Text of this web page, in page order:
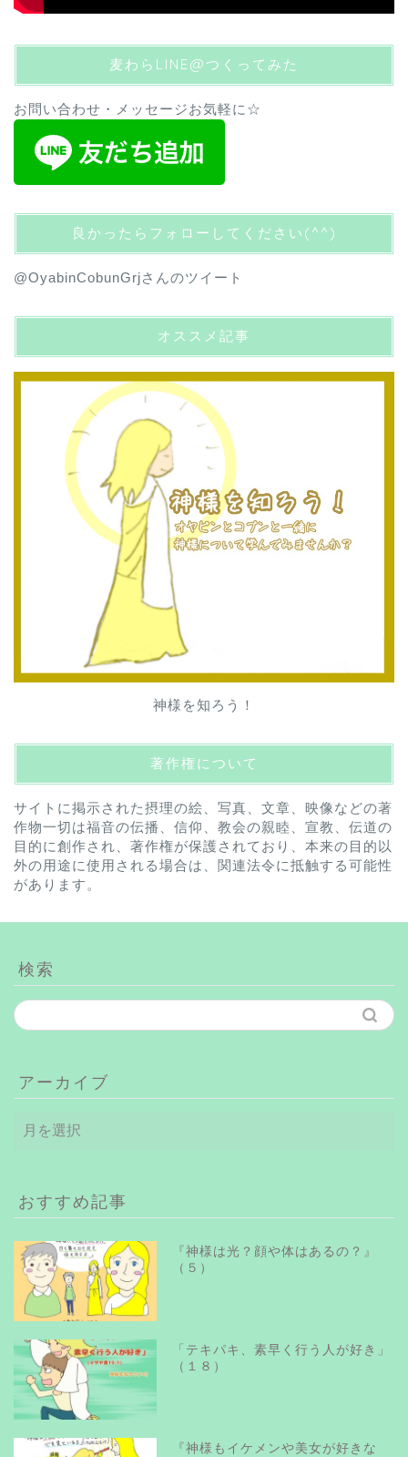
麦わらLINE@つくってみた
お問い合わせ・メッセージお気軽に☆
良かったらフォローしてください(^^)
@OyabinCobunGrjさんのツイート
オススメ記事
神様を知ろう！
著作権について
サイトに掲示された摂理の絵、写真、文章、映像などの著
作物一切は福音の伝播、信仰、教会の親睦、宣教、伝道の
目的に創作され、著作権が保護されており、本来の目的以
外の用途に使用される場合は、関連法令に抵触する可能性
があります。
検索
アーカイブ
ー
ブ
おすすめ記事
『神様は光？顔や体はあるの？』
（５）
「テキパキ、素早く行う人が好き」
（１８）
『神様もイケメンや美女が好きな